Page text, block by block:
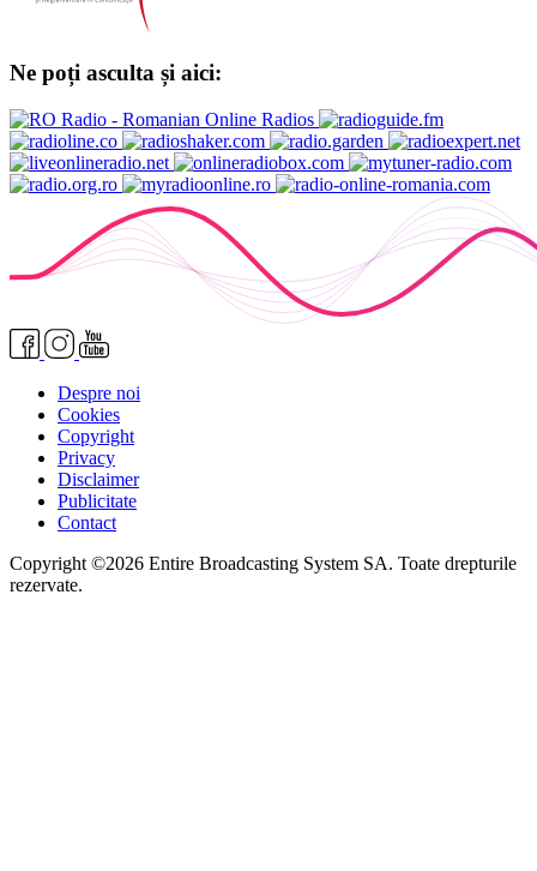
Ne poți asculta și aici:
Despre noi
Cookies
Copyright
Privacy
Disclaimer
Publicitate
Contact
Copyright ©2026 Entire Broadcasting System SA. Toate drepturile
rezervate.